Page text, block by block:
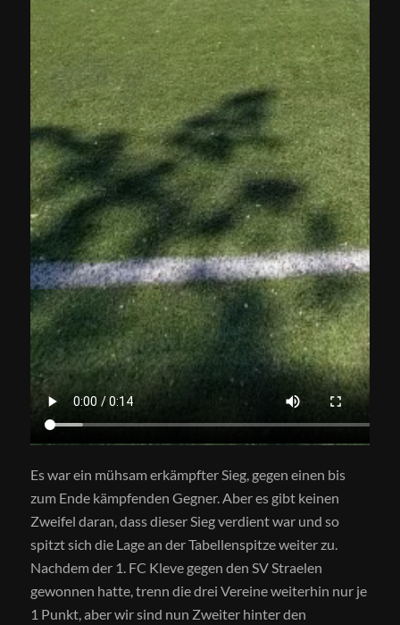
Es war ein mühsam erkämpfter Sieg, gegen einen bis
zum Ende kämpfenden Gegner. Aber es gibt keinen
Zweifel daran, dass dieser Sieg verdient war und so
spitzt sich die Lage an der Tabellenspitze weiter zu.
Nachdem der 1. FC Kleve gegen den SV Straelen
gewonnen hatte, trenn die drei Vereine weiterhin nur je
1 Punkt, aber wir sind nun Zweiter hinter den